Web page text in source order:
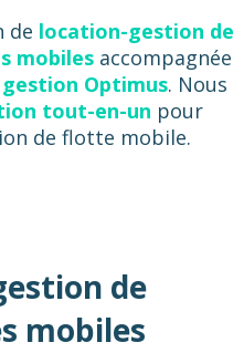
de location-gestion de
mobiles accompagnée
Optimus. Nous
tout-en-un pour
de flotte mobile.
de
mobiles